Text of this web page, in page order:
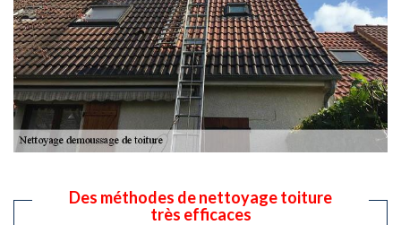
Des méthodes de nettoyage toiture
très efficaces